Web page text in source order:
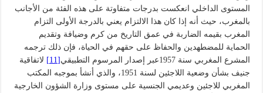
المستوى الداخلي انعكست بدرجات متفاوتة على هذه الفئة من الأجانب
بالمغرب، حيث أنه إذا كان هذا الالتزام يعني بالدرجة الأولى التزام
المغرب بقيمه الضاربة في عمق التاريخ من كرم وضيافة وتقديم
الحماية للمضطهدين والحفاظ على حقهم في الحياة، فإن ذلك ترجمه
المشرع المغربي سنة 1957عبر إصدار المرسوم التطبيقي
[11]
لاتفاقية
جنيف بشأن وضعية اللاجئين لسنة 1951، والذي أنشأ بموجبه المكتب
المغربي للاجئين وعديمي الجنسية على مستوى وزارة الشؤون الخارجية